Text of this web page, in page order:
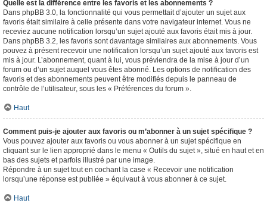
Quelle est la différence entre les favoris et les abonnements ?
Dans phpBB 3.0, la fonctionnalité qui vous permettait d’ajouter un sujet aux
favoris était similaire à celle présente dans votre navigateur internet. Vous ne
receviez aucune notification lorsqu’un sujet ajouté aux favoris était mis à jour.
Dans phpBB 3.2, les favoris sont davantage similaires aux abonnements. Vous
pouvez à présent recevoir une notification lorsqu’un sujet ajouté aux favoris est
mis à jour. L’abonnement, quant à lui, vous préviendra de la mise à jour d’un
forum ou d’un sujet auquel vous êtes abonné. Les options de notification des
favoris et des abonnements peuvent être modifiés depuis le panneau de
contrôle de l’utilisateur, sous les « Préférences du forum ».
Haut
Comment puis-je ajouter aux favoris ou m’abonner à un sujet spécifique ?
Vous pouvez ajouter aux favoris ou vous abonner à un sujet spécifique en
cliquant sur le lien approprié dans le menu « Outils du sujet », situé en haut et en
bas des sujets et parfois illustré par une image.
Répondre à un sujet tout en cochant la case « Recevoir une notification
lorsqu’une réponse est publiée » équivaut à vous abonner à ce sujet.
Haut